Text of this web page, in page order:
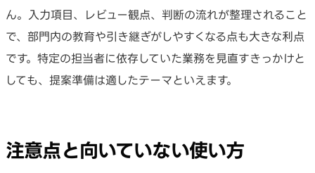
ん。入力項目、レビュー観点、判断の流れが整理されること
で、部門内の教育や引き継ぎがしやすくなる点も大きな利点
です。特定の担当者に依存していた業務を見直すきっかけと
しても、提案準備は適したテーマといえます。
注意点と向いていない使い方